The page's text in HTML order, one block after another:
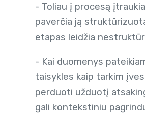
- Toliau į procesą
paverčia ją
etapas leidžia
- Kai duomenys
taisykles kaip tarkim
perduoti užduotį
gali kontekstiniu